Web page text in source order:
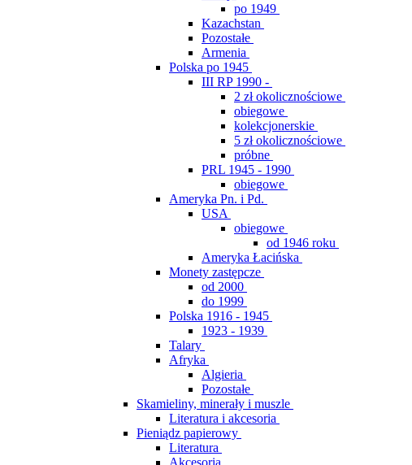
po 1949
Kazachstan
Pozostałe
Armenia
Polska po 1945
III RP 1990 -
2 zł okolicznościowe
obiegowe
kolekcjonerskie
5 zł okolicznościowe
próbne
PRL 1945 - 1990
obiegowe
Ameryka Pn. i Pd.
USA
obiegowe
od 1946 roku
Ameryka Łacińska
Monety zastępcze
od 2000
do 1999
Polska 1916 - 1945
1923 - 1939
Talary
Afryka
Algieria
Pozostałe
Skamieliny, minerały i muszle
Literatura i akcesoria
Pieniądz papierowy
Literatura
Akcesoria